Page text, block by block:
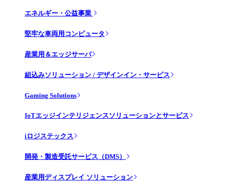
エネルギー・公益事業
堅牢な車両用コンピュータ
産業用＆エッジサーバ
組込みソリューション / デザインイン・サービス
Gaming Solutions
IoTエッジインテリジェンスソリューションとサービス
iロジステックス
開発・製造受託サービス（DMS）
産業用ディスプレイ ソリューション